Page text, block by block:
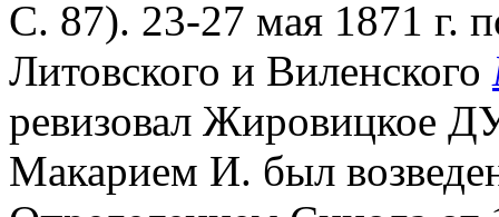
С. 87). 23-27 мая 1871 г.
Литовского и Виленского
ревизовал Жировицкое
Макарием И. был